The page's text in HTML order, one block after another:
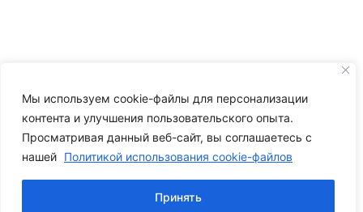
Мы используем cookie-файлы для персонализации
контента и улучшения пользовательского опыта.
Просматривая данный веб-сайт, вы соглашаетесь с
нашей Политикой использования cookie-файлов
Принять